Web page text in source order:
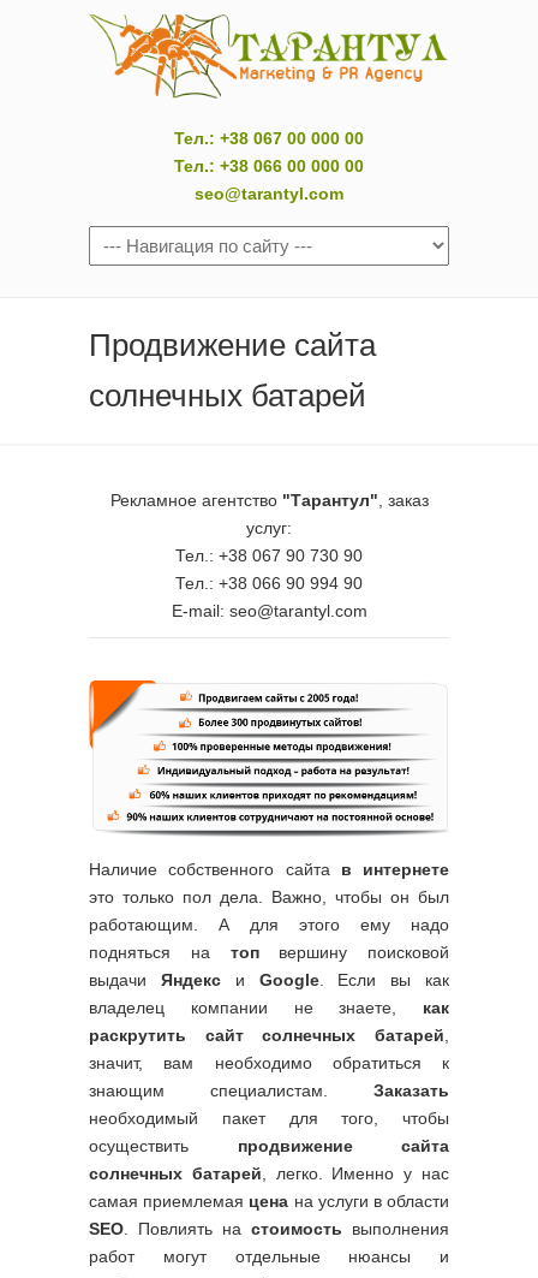
Тел.: +38 067 00 000 00
Тел.: +38 066 00 000 00
seo@tarantyl.com
Продвижение сайта
солнечных батарей
Рекламное агентство "Тарантул" , заказ
услуг:
Тел.: +38 067 90 730 90
Тел.: +38 066 90 994 90
E-mail: seo@tarantyl.com
Наличие собственного сайта в интернете
это только пол дела. Важно, чтобы он был
работающим. А для этого ему надо
подняться на топвершину поисковой
выдачи Яндекси Google. Если вы как
владелец компании не знаете, как
раскрутить сайт солнечных батарей
значит, вам необходимо обратиться к
знающим специалистам. Заказать
необходимый пакет для того, чтобы
осуществить продвижение сайта
солнечных батарей , легко. Именно у нас
самая приемлемая цена на услуги в области
SEO . Повлиять на стоимость выполнения
работ могут отдельные нюансы и